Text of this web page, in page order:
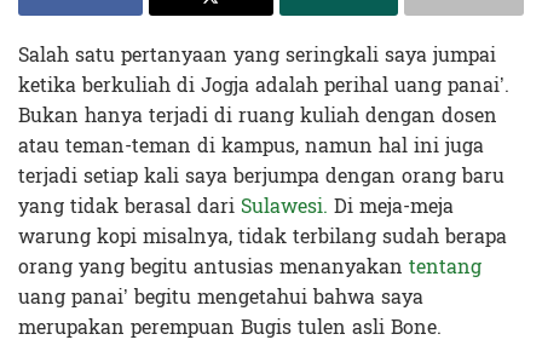
Salah satu pertanyaan yang seringkali saya jumpai
ketika berkuliah di Jogja adalah perihal uang panai’.
Bukan hanya terjadi di ruang kuliah dengan dosen
atau teman-teman di kampus, namun hal ini juga
terjadi setiap kali saya berjumpa dengan orang baru
yang tidak berasal dari Sulawesi. Di meja-meja
warung kopi misalnya, tidak terbilang sudah berapa
orang yang begitu antusias menanyakan tentang
uang panai’ begitu mengetahui bahwa saya
merupakan perempuan Bugis tulen asli Bone.